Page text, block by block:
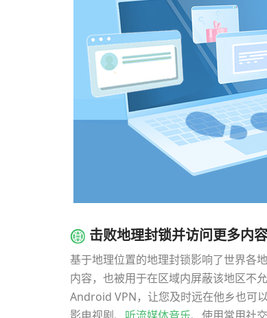
击败地理封锁并访问更多内容
基于地理位置的地理封锁影响了世界各
内容，也被用于在区域内屏蔽该地区不
Android VPN，让您及时远在他乡也可